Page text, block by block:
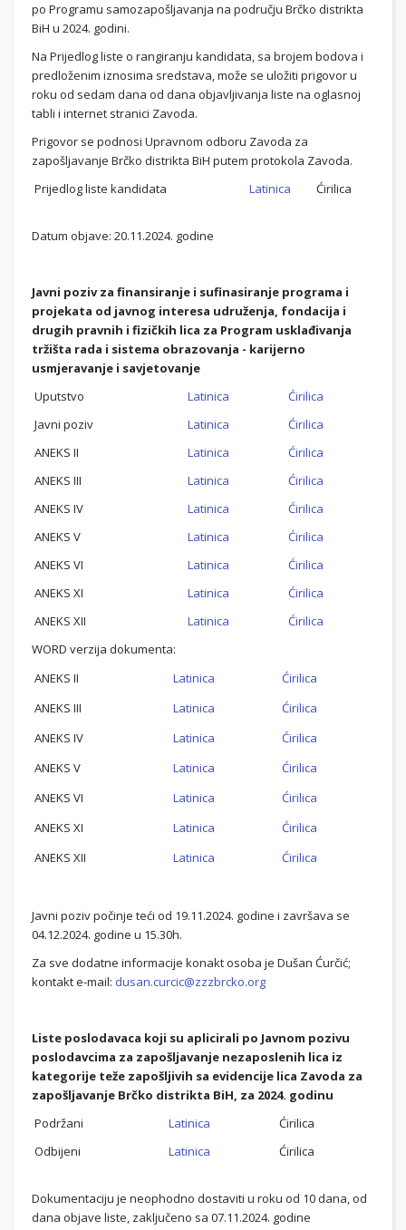
po Programu samozapošljavanja na području Brčko distrikta
BiH u 2024. godini.
Na Prijedlog liste o rangiranju kandidata, sa brojem bodova i
predloženim iznosima sredstava, može se uložiti prigovor u
roku od sedam dana od dana objavljivanja liste na oglasnoj
tabli i internet stranici Zavoda.
Prigovor se podnosi Upravnom odboru Zavoda za
zapošljavanje Brčko distrikta BiH putem protokola Zavoda.
Prijedlog liste kandidata
Latinica Ćirilica
Datum objave: 20.11.2024. godine
Javni poziv za finansiranje i sufinasiranje programa i
projekata od javnog interesa udruženja, fondacija i
drugih pravnih i fizičkih lica za Program usklađivanja
tržišta rada i sistema obrazovanja - karijerno
usmjeravanje i savjetovanje
Uputstvo
Latinica
Ćirilica
Javni poziv
Latinica
Ćirilica
ANEKS II
Latinica
Ćirilica
ANEKS III
Latinica
Ćirilica
ANEKS IV
Latinica
Ćirilica
ANEKS V
Latinica
Ćirilica
ANEKS VI
Latinica
Ćirilica
ANEKS XI
Latinica
Ćirilica
ANEKS XII
Latinica
Ćirilica
WORD verzija dokumenta:
ANEKS II
Latinica
Ćirilica
ANEKS III
Latinica
Ćirilica
ANEKS IV
Latinica
Ćirilica
ANEKS V
Latinica
Ćirilica
ANEKS VI
Latinica
Ćirilica
ANEKS XI
Latinica
Ćirilica
ANEKS XII
Latinica Ćirilica
Javni poziv počinje teći od 19.11.2024. godine i završava se
04.12.2024. godine u 15.30h.
Za sve dodatne informacije konakt osoba je Dušan Ćurčić;
kontakt e-mail: dusan.curcic@zzzbrcko.org
Liste poslodavaca koji su aplicirali po Javnom pozivu
poslodavcima za zapošljavanje nezaposlenih lica iz
kategorije teže zapošljivih sa evidencije lica Zavoda za
zapošljavanje Brčko distrikta BiH, za 2024. godinu
Podržani
Latinica
Ćirilica
Odbijeni
Latinica Ćirilica
Dokumentaciju je neophodno dostaviti u roku od 10 dana, od
dana objave liste, zaključeno sa 07.11.2024. godine